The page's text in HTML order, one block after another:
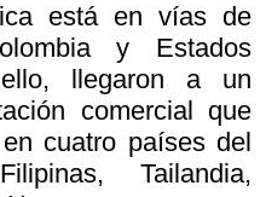
está en vías de
y Estados
llegaron a un
comercial que
cuatro países del
Tailandia,